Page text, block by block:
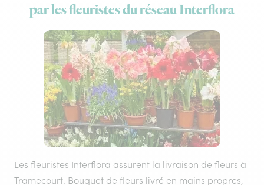
par les fleuristes du réseau Interflora
Les fleuristes Interflora assurent la livraison de fleurs à
Tramecourt. Bouquet de fleurs livré en mains propres,